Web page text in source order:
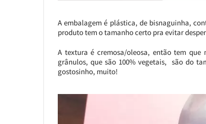
A embalagem é plástica, de bisnaguinha,
produto tem o tamanho certo pra evitar
A textura é cremosa/oleosa, então tem que
grânulos, que são 100% vegetais, são do
gostosinho, muito!